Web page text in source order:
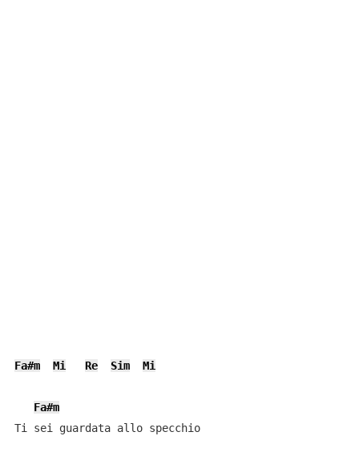
Fa#m Mi Re Sim Mi
Fa#m
Ti sei guardata allo specchio